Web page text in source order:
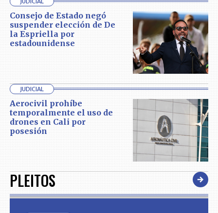
Consejo de Estado negó
suspender elección de De
la Espriella por
estadounidense
JUDICIAL
Aerocivil prohíbe
temporalmente el uso de
drones en Cali por
posesión
PLEITOS